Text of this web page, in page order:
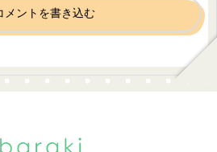
メントを書き込む